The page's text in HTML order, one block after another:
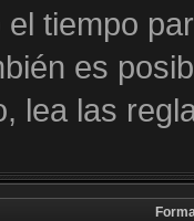
tiempo
es
lea las